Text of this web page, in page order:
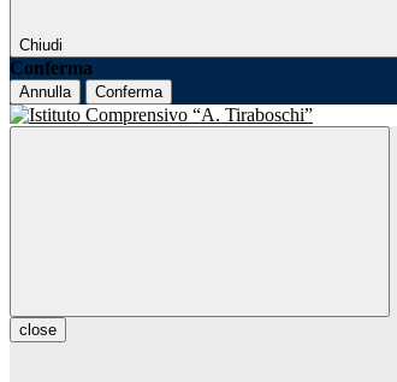
Chiudi
Conferma
Annulla Conferma
close